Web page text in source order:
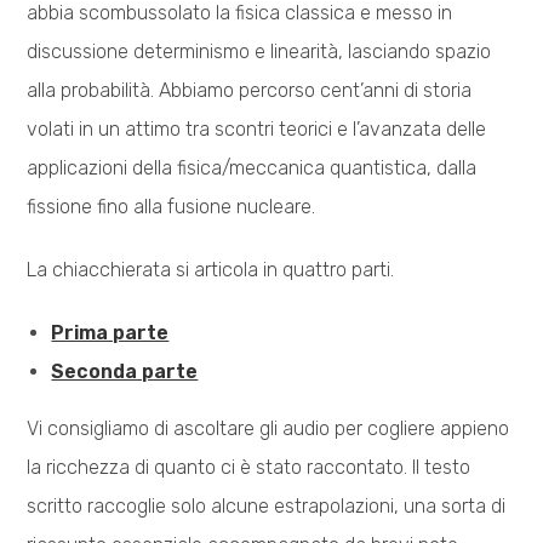
abbia scombussolato la fisica classica e messo in
discussione determinismo e linearità, lasciando spazio
alla probabilità. Abbiamo percorso cent’anni di storia
volati in un attimo tra scontri teorici e l’avanzata delle
applicazioni della fisica/meccanica quantistica, dalla
fissione fino alla fusione nucleare.
La chiacchierata si articola in quattro parti.
Prima parte
Seconda parte
Vi consigliamo di ascoltare gli audio per cogliere appieno
la ricchezza di quanto ci è stato raccontato. Il testo
scritto raccoglie solo alcune estrapolazioni, una sorta di